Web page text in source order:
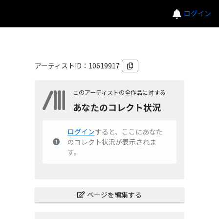
ログイン
アーティストID： 10619917
このアーティストの全作品に対する
あなたのコレクト状況
ログインすると、ここにあなた
のコレクト状況が表示されま
す。
ページを編集する